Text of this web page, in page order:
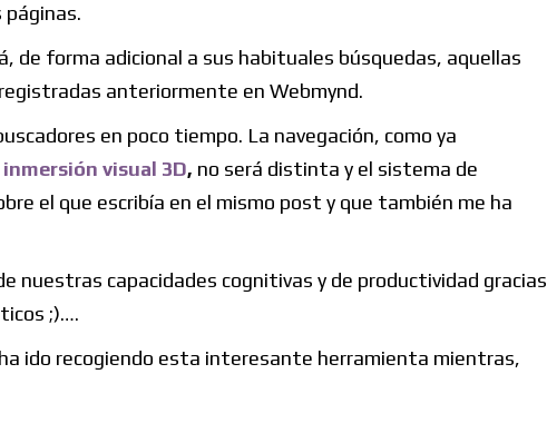
páginas.
de forma adicional a sus habituales búsquedas, aquellas
anteriormente en Webmynd.
en poco tiempo. La navegación, como ya
visual 3D, no será distinta y el sistema de
el que escribía en el mismo post y que también me ha
nuestras capacidades cognitivas y de productividad gracias
;)….
ido recogiendo esta interesante herramienta mientras,